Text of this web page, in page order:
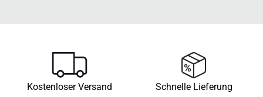
Kostenloser Versand Schnelle Lieferung